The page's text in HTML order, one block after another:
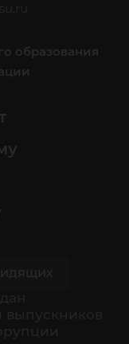
образования